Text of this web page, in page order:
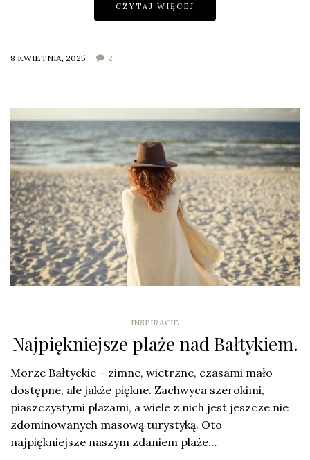
CZYTAJ WIĘCEJ
8 KWIETNIA, 2025 2
INSPIRACJE
Najpiękniejsze plaże nad Bałtykiem.
Morze Bałtyckie – zimne, wietrzne, czasami mało
dostępne, ale jakże piękne. Zachwyca szerokimi,
piaszczystymi plażami, a wiele z nich jest jeszcze nie
zdominowanych masową turystyką. Oto
najpiękniejsze naszym zdaniem plaże…